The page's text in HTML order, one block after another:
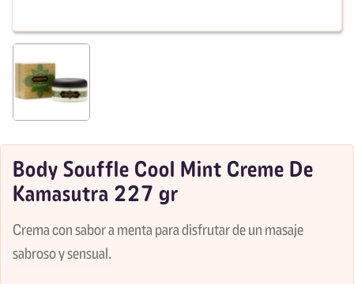
Body Souffle Cool Mint Creme De
Kamasutra 227 gr
Crema con sabor a menta para disfrutar de un masaje
sabroso y sensual.